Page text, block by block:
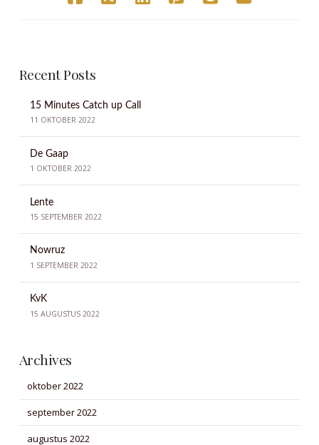
Recent Posts
15 Minutes Catch up Call
11 OKTOBER 2022
De Gaap
1 OKTOBER 2022
Lente
15 SEPTEMBER 2022
Nowruz
1 SEPTEMBER 2022
KvK
15 AUGUSTUS 2022
Archives
oktober 2022
september 2022
augustus 2022